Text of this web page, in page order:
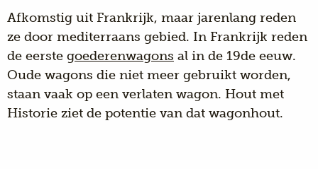
Afkomstig uit Frankrijk, maar jarenlang reden
ze door mediterraans gebied. In Frankrijk reden
de eerste goederenwagons al in de 19de eeuw.
Oude wagons die niet meer gebruikt worden,
staan vaak op een verlaten wagon. Hout met
Historie ziet de potentie van dat wagonhout.